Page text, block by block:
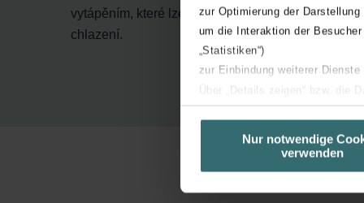
zur Optimierung der Darstellung
um die Interaktion der
„Statistiken“)
zur Einbindung weiterer
Über „Details zeigen“ bzw. die
unserer Website verwenden,
basierend auf Ihren Interessen
Datenschutzerklärung
Nur notwendige
verwenden
vytápěním, které lze použít také v létě pro účely
chlazení.